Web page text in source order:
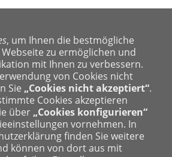
Sonnenschutz e. V.
Bonn
, um Ihnen die bestmögliche
zu ermöglichen und
mit Ihnen zu verbessern.
von Cookies nicht
Sie „Cookies nicht akzeptiert“.
Cookies akzeptieren
über „Cookies konfigurieren“
vornehmen. In
finden Sie weitere
können von dort aus mit